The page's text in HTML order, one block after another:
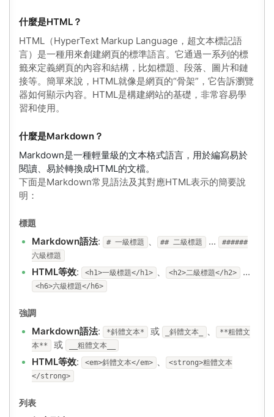
什麼是HTML？
HTML（HyperText Markup Language，超文本標記語
言）是一種用來創建網頁的標準語言。它通過一系列的標
籤來定義網頁的內容和結構，比如標題、段落、圖片和鏈
接等。簡單來說，HTML就像是網頁的“骨架”，它告訴瀏覽
器如何顯示內容。HTML是構建網站的基礎，非常容易學
習和使用。
什麼是Markdown？
Markdown是一種輕量級的文本格式語言，用於編寫易於
閱讀、易於轉換成HTML的文檔。
下面是Markdown常見語法及其對應HTML表示的簡要說
明：
標題
Markdown語法: # 一級標題 、 ## 二級標題 ...
######
六級標題
HTML等效: <h1>一級標題</h1> 、 <h2>二級標題</h2> ...
<h6>六級標題</h6>
強調
Markdown語法: *斜體文本* 或 _斜體文本_ 、
**粗體文
本**
或 __粗體文本__
HTML等效: <em>斜體文本</em> 、
<strong>粗體文本
</strong>
列表